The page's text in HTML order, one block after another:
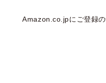
Amazon.co.jpにご登録